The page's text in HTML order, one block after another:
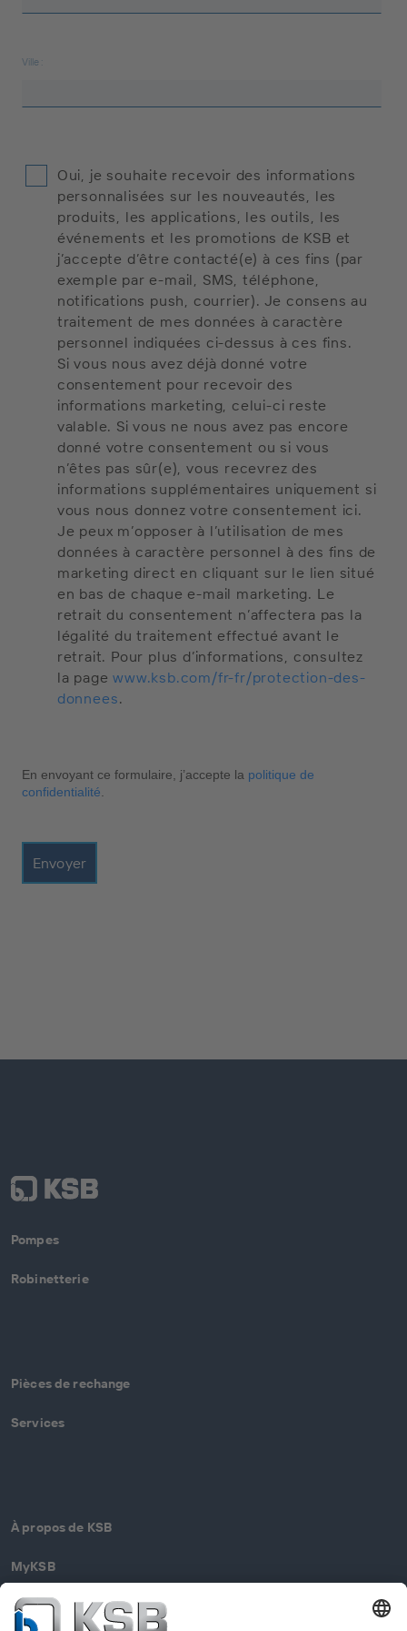
Ville :
Oui, je souhaite recevoir des informations
personnalisées sur les nouveautés, les
produits, les applications, les outils, les
événements et les promotions de KSB et
j’accepte d’être contacté(e) à ces fins (par
exemple par e-mail, SMS, téléphone,
notifications push, courrier). Je consens au
traitement de mes données à caractère
personnel indiquées ci-dessus à ces fins.
Si vous nous avez déjà donné votre
consentement pour recevoir des
informations marketing, celui-ci reste
valable. Si vous ne nous avez pas encore
donné votre consentement ou si vous
n’êtes pas sûr(e), vous recevrez des
informations supplémentaires uniquement si
vous nous donnez votre consentement ici.
Je peux m’opposer à l’utilisation de mes
données à caractère personnel à des fins de
marketing direct en cliquant sur le lien situé
en bas de chaque e-mail marketing. Le
retrait du consentement n’affectera pas la
légalité du traitement effectué avant le
retrait. Pour plus d’informations, consultez
la pagewww.ksb.com/fr-fr/protection-des-
donnees.
En envoyant ce formulaire, j’accepte la politique de
confidentialité
Envoyer
Pompes
Robinetterie
Pièces de rechange
Services
À propos de KSB
MyKSB